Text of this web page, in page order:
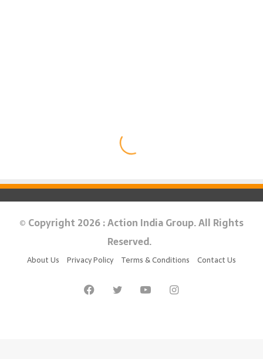
© Copyright 2026 : Action India Group. All Rights
Reserved.
About Us Privacy Policy Terms & Conditions Contact Us
FacebookTwitter YouTubeInstagram